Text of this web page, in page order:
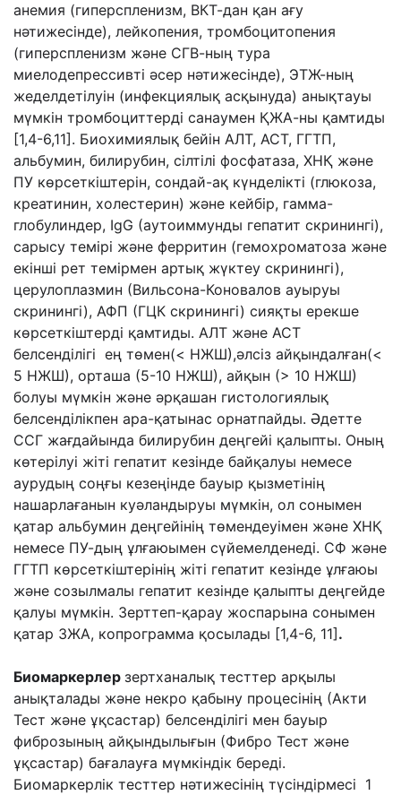
анемия (гиперспленизм, ВКТ-дан қан ағу
нәтижесінде), лейкопения, тромбоцитопения
(гиперспленизм және СГВ-ның тура
миелодепрессивті әсер нәтижесінде), ЭТЖ-ның
жеделдетілуін (инфекциялық асқынуда) анықтауы
мүмкін тромбоциттерді санаумен ҚЖА-ны қамтиды
[1,4-6,11]. Биохимиялық бейін АЛТ, АСТ, ГГТП,
альбумин, билирубин, сілтілі фосфатаза, ХНҚ және
ПУ көрсеткіштерін, сондай-ақ күнделікті (глюкоза,
креатинин, холестерин) және кейбір, гамма-
глобулиндер, IgG (аутоиммунды гепатит скринингі),
сарысу темірі және ферритин (гемохроматоза және
екінші рет темірмен артық жүктеу скринингі),
церулоплазмин (Вильсона-Коновалов ауыруы
скринингі), АФП (ГЦК скринингі) сияқты ерекше
көрсеткіштерді қамтиды. АЛТ және АСТ
белсенділігі ең төмен(< НЖШ),әлсіз айқындалған(<
5 НЖШ), орташа (5-10 НЖШ), айқын (> 10 НЖШ)
болуы мүмкін және әрқашан гистологиялық
белсенділікпен ара-қатынас орнатпайды. Әдетте
ССГ жағдайында билирубин деңгейі қалыпты. Оның
көтерілуі жіті гепатит кезінде байқалуы немесе
аурудың соңғы кезеңінде бауыр қызметінің
нашарлағанын куәландыруы мүмкін, ол сонымен
қатар альбумин деңгейінің төмендеуімен және ХНҚ
немесе ПУ-дың ұлғаюымен сүйемелденеді. СФ және
ГГТП көрсеткіштерінің жіті гепатит кезінде ұлғаюы
және созылмалы гепатит кезінде қалыпты деңгейде
қалуы мүмкін. Зерттеп-қарау жоспарына сонымен
қатар ЗЖА, копрограмма қосылады [1,4-6, 11] .
Биомаркерлер зертханалық тесттер арқылы
анықталады және некро қабыну процесінің (Акти
Тест және ұқсастар) белсенділігі мен бауыр
фиброзының айқындылығын (Фибро Тест және
ұқсастар) бағалауға мүмкіндік береді.
Биомаркерлік тесттер нәтижесінің түсіндірмесі 1